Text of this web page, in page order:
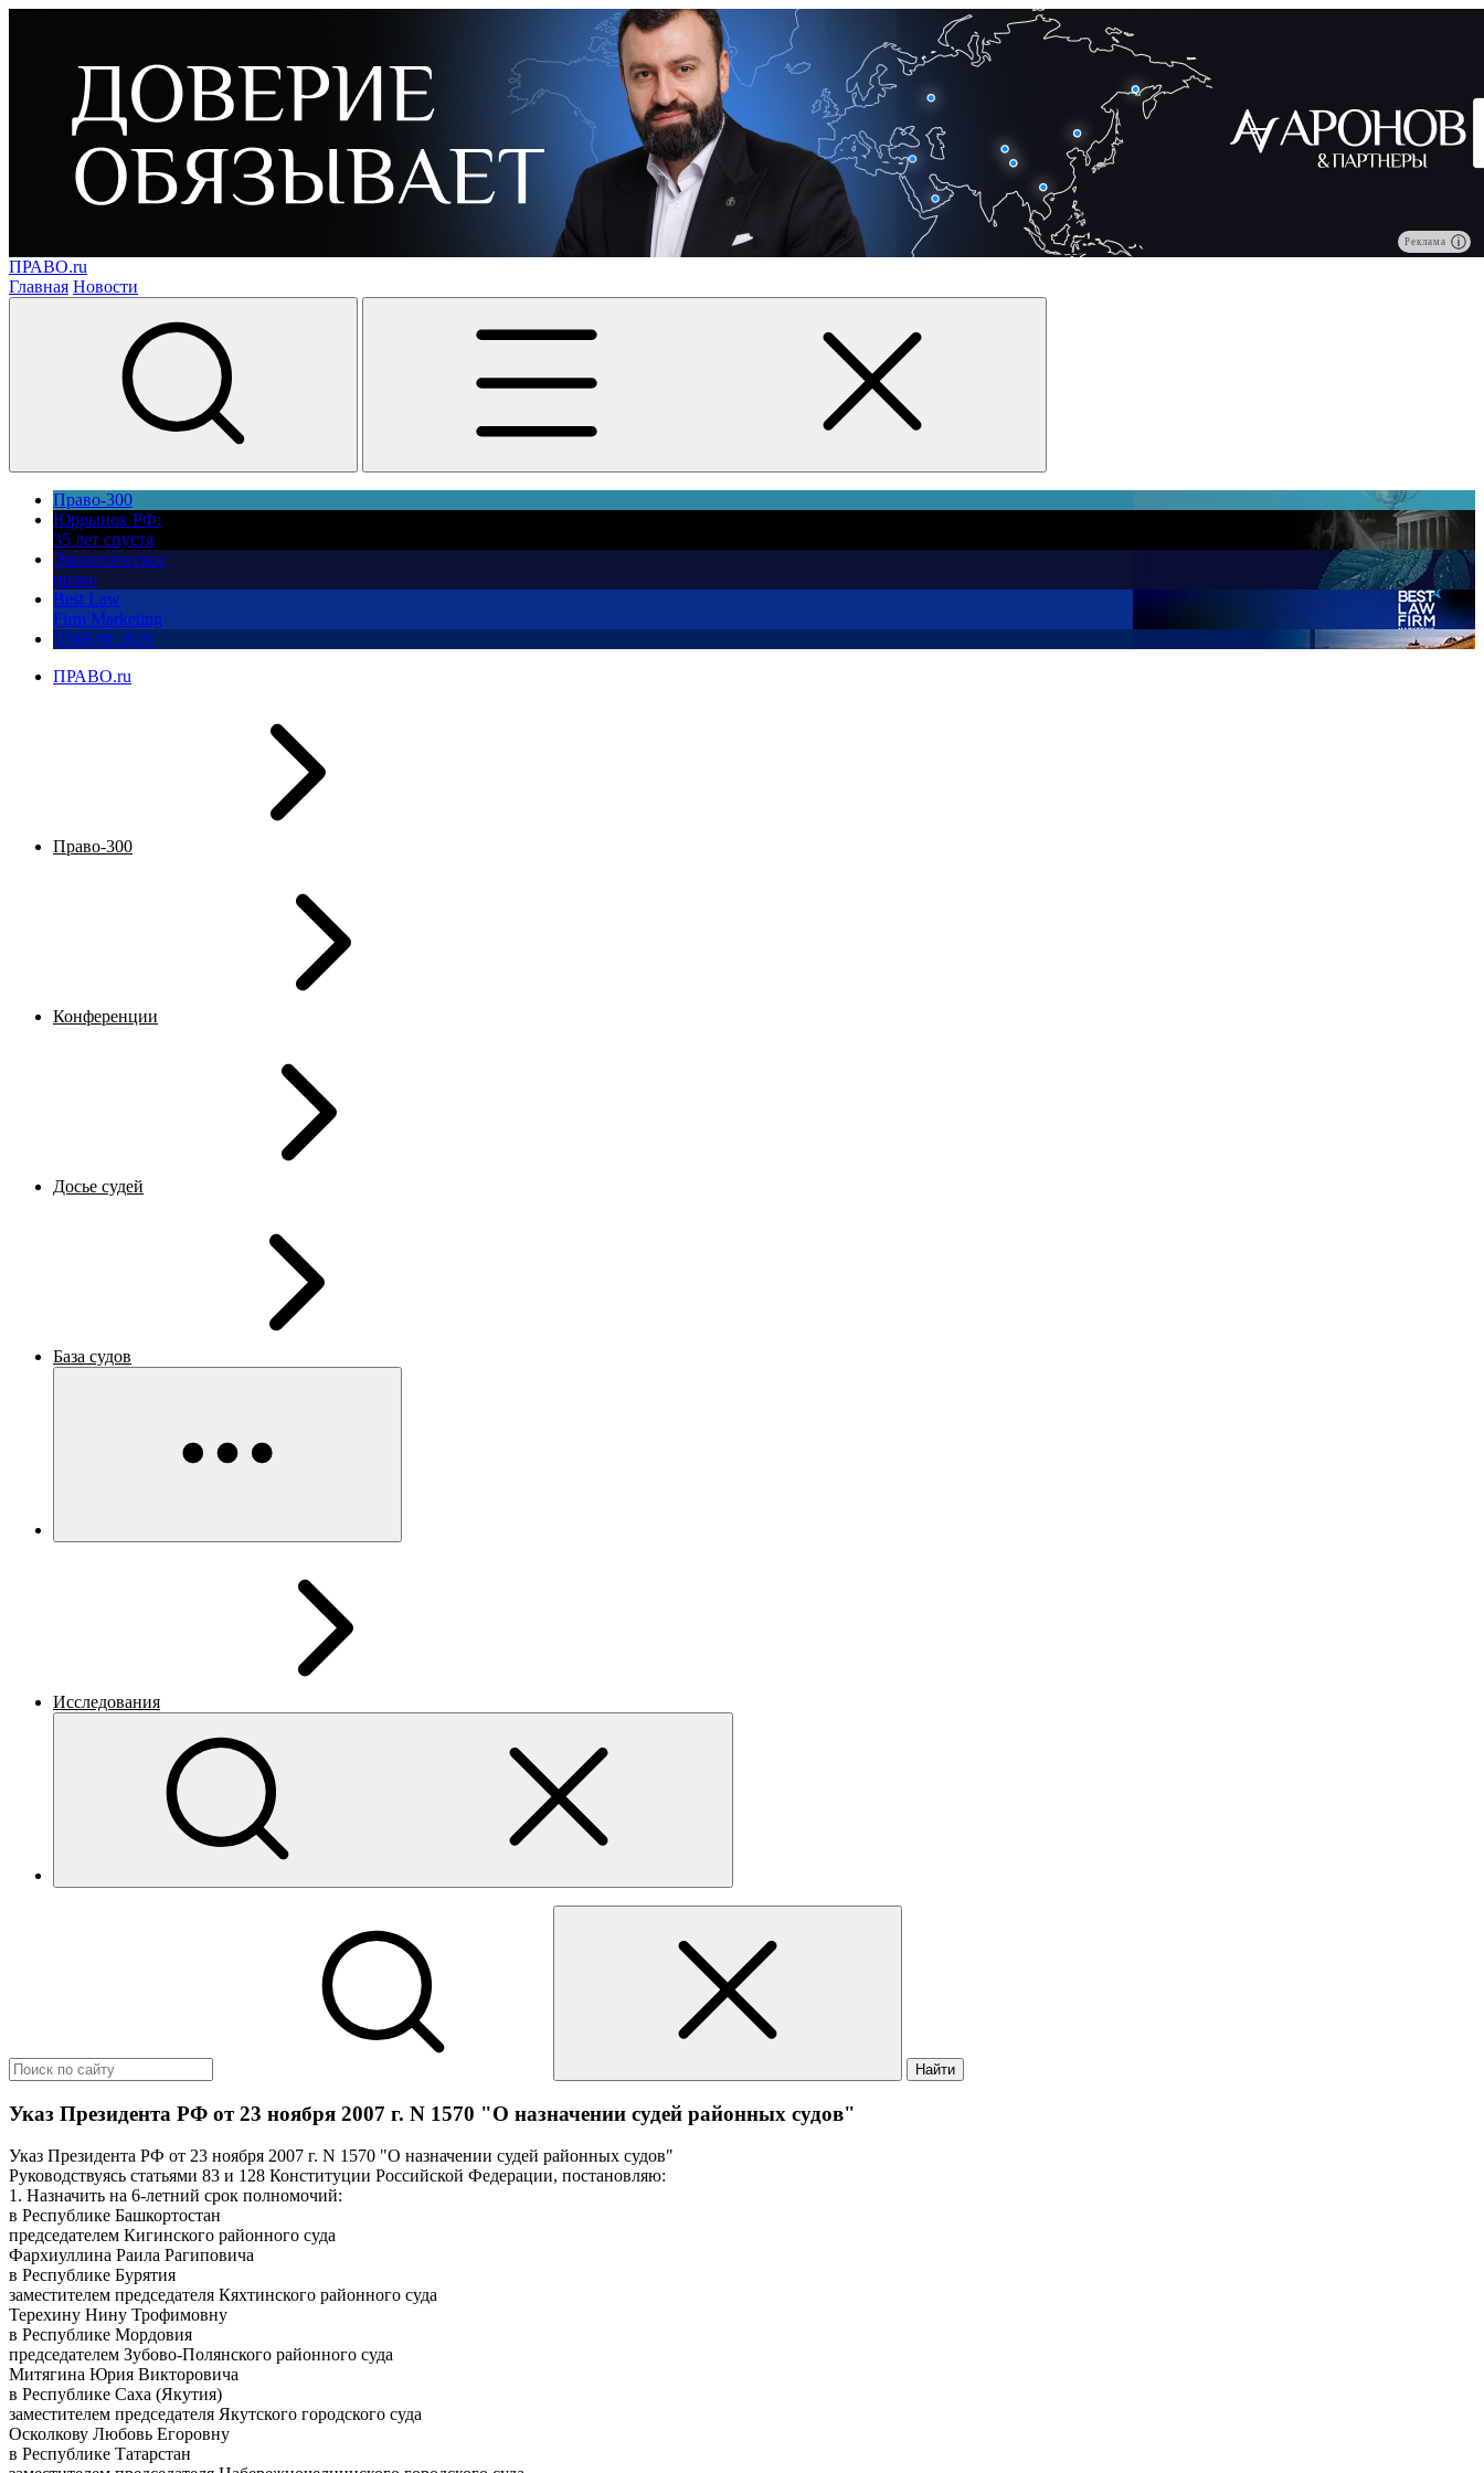
Реклама
ПРАВО.ru
Главная Новости
Право-300
Юррынок РФ:
35 лет спустя
Экологическое
право
Best Law
Firm Marketing
ПМЮФ 2026
ПРАВО.ru
Право-300
Конференции
Досье судей
База судов
Исследования
Найти
Указ Президента РФ от 23 ноября 2007 г. N 1570 "О назначении судей районных судов"
Указ Президента РФ от 23 ноября 2007 г. N 1570 "О назначении судей районных судов"
Руководствуясь статьями 83 и 128 Конституции Российской Федерации, постановляю:
1. Назначить на 6-летний срок полномочий:
в Республике Башкортостан
председателем Кигинского районного суда
Фархиуллина Раила Рагиповича
в Республике Бурятия
заместителем председателя Кяхтинского районного суда
Терехину Нину Трофимовну
в Республике Мордовия
председателем Зубово-Полянского районного суда
Митягина Юрия Викторовича
в Республике Саха (Якутия)
заместителем председателя Якутского городского суда
Осколкову Любовь Егоровну
в Республике Татарстан